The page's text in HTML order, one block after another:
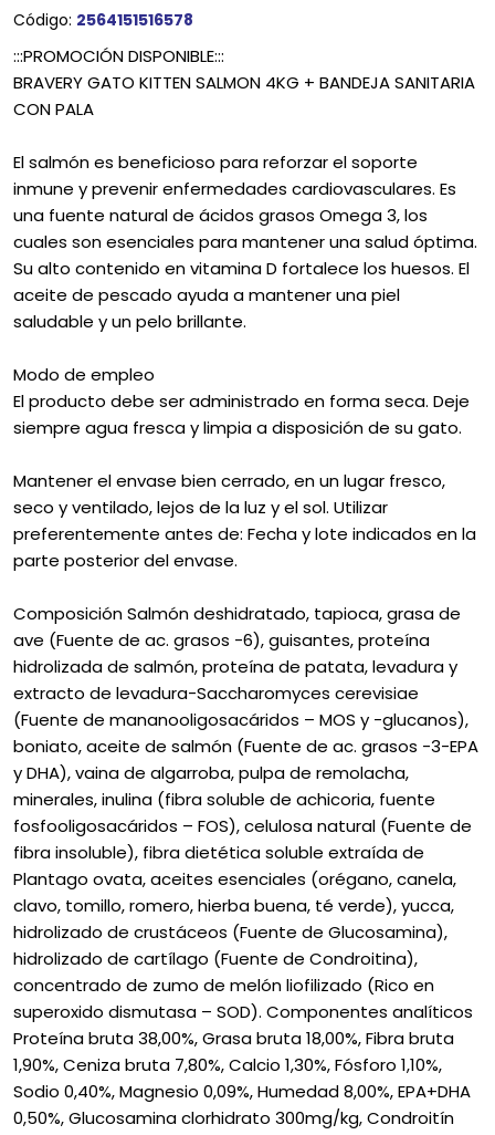
Código: 2564151516578
:::PROMOCIÓN DISPONIBLE:::
BRAVERY GATO KITTEN SALMON 4KG + BANDEJA SANITARIA
CON PALA
El salmón es beneficioso para reforzar el soporte
inmune y prevenir enfermedades cardiovasculares. Es
una fuente natural de ácidos grasos Omega 3, los
cuales son esenciales para mantener una salud óptima.
Su alto contenido en vitamina D fortalece los huesos. El
aceite de pescado ayuda a mantener una piel
saludable y un pelo brillante.
Modo de empleo
El producto debe ser administrado en forma seca. Deje
siempre agua fresca y limpia a disposición de su gato.
Mantener el envase bien cerrado, en un lugar fresco,
seco y ventilado, lejos de la luz y el sol. Utilizar
preferentemente antes de: Fecha y lote indicados en la
parte posterior del envase.
Composición Salmón deshidratado, tapioca, grasa de
ave (Fuente de ac. grasos -6), guisantes, proteína
hidrolizada de salmón, proteína de patata, levadura y
extracto de levadura-Saccharomyces cerevisiae
(Fuente de mananooligosacáridos – MOS y -glucanos),
boniato, aceite de salmón (Fuente de ac. grasos -3-EPA
y DHA), vaina de algarroba, pulpa de remolacha,
minerales, inulina (fibra soluble de achicoria, fuente
fosfooligosacáridos – FOS), celulosa natural (Fuente de
fibra insoluble), fibra dietética soluble extraída de
Plantago ovata, aceites esenciales (orégano, canela,
clavo, tomillo, romero, hierba buena, té verde), yucca,
hidrolizado de crustáceos (Fuente de Glucosamina),
hidrolizado de cartílago (Fuente de Condroitina),
concentrado de zumo de melón liofilizado (Rico en
superoxido dismutasa – SOD). Componentes analíticos
Proteína bruta 38,00%, Grasa bruta 18,00%, Fibra bruta
1,90%, Ceniza bruta 7,80%, Calcio 1,30%, Fósforo 1,10%,
Sodio 0,40%, Magnesio 0,09%, Humedad 8,00%, EPA+DHA
0,50%, Glucosamina clorhidrato 300mg/kg, Condroitín